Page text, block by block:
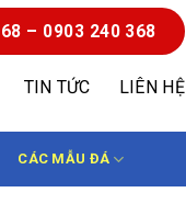
TIN TỨC LIÊN HỆ
– 0903 240 368
CÁC MẪU ĐÁ